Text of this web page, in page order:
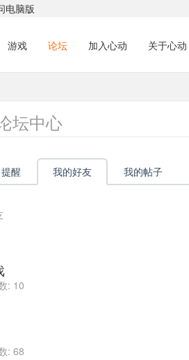
电脑版
游戏 论坛 加入心动 关于心动
坛中心
提醒 我的好友 我的帖子
: 10
: 68